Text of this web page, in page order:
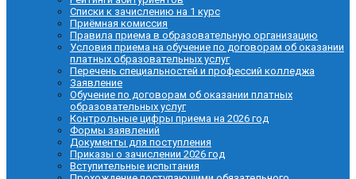
Списки к зачислению на 1 курс
Приёмная комиссия
Правила приема в образовательную организацию
Условия приема на обучение по договорам об оказании
платных образовательных услуг
Перечень специальностей и профессий колледжа
Заявление
Обучение по договорам об оказании платных
образовательных услуг
Контрольные цифры приема на 2026 год
Формы заявлений
Документы для поступления
Приказы о зачислении 2026 год
Вступительные испытания